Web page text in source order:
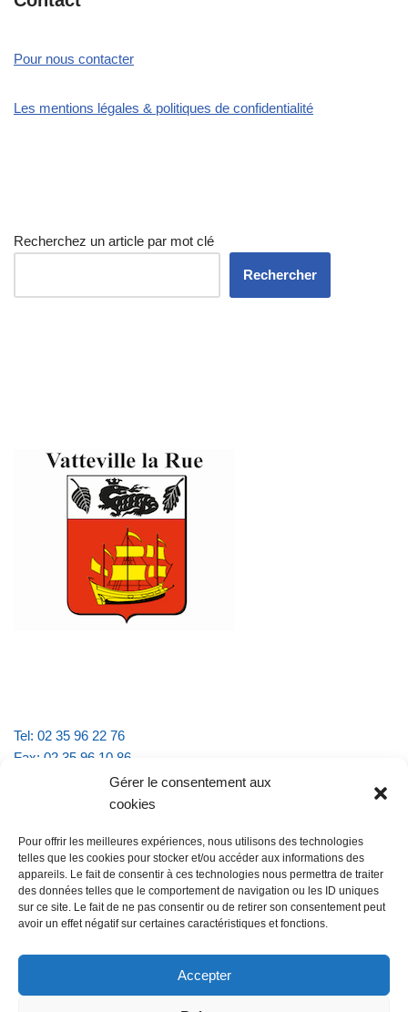
Gérer le consentement aux
cookies
Pour offrir les meilleures expériences, nous utilisons des technologies
telles que les cookies pour stocker et/ou accéder aux informations des
appareils. Le fait de consentir à ces technologies nous permettra de traiter
des données telles que le comportement de navigation ou les ID uniques
sur ce site. Le fait de ne pas consentir ou de retirer son consentement peut
avoir un effet négatif sur certaines caractéristiques et fonctions.
Accepter
Pour nous contacter
Les mentions légales & politiques de confidentialité
Recherchez un article par mot clé
Rechercher
Tel: 02 35 96 22 76
Fax: 02 35 96 10 86
Email : mairie.vattevillelarue@wanadoo.fr
lundi et jeudi de 9h à 11h30
mardi et vendredi de 16h à 18h30